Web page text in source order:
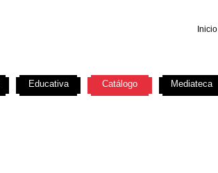
Inicio
Educativa Catálogo Mediateca